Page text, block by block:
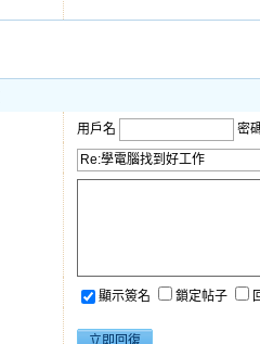
用戶名
密
顯示簽名 鎖定帖子